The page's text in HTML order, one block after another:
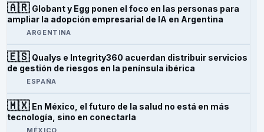
🇦🇷 Globant y Egg ponen el foco en las personas para
ampliar la adopción empresarial de IA en Argentina
ARGENTINA
🇪🇸 Qualys e Integrity360 acuerdan distribuir servicios
de gestión de riesgos en la península ibérica
ESPAÑA
🇲🇽 En México, el futuro de la salud no está en más
tecnología, sino en conectarla
MÉXICO